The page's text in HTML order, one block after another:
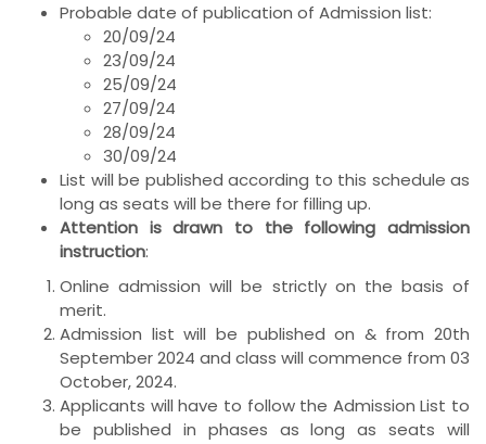
Probable date of publication of Admission list:
20/09/24
23/09/24
25/09/24
27/09/24
28/09/24
30/09/24
List will be published according to this schedule as
long as seats will be there for filling up.
Attention is drawn to the following admission
instruction:
Online admission will be strictly on the basis of
merit.
Admission list will be published on & from 20th
September 2024 and class will commence from 03
October, 2024.
Applicants will have to follow the Admission List to
be published in phases as long as seats will